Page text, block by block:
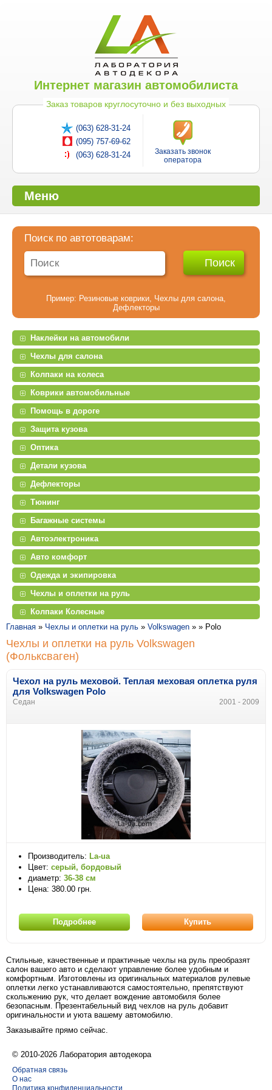
Интернет магазин автомобилиста
Заказ товаров круглосуточно и без выходных
(063) 628-31-24
(095) 757-69-62
(063) 628-31-24
Заказать звонок
оператора
Меню
Поиск по автотоварам:
Пример: Резиновые коврики Чехлы для салона
Дефлекторы
Наклейки на автомобили
Чехлы для салона
Колпаки на колеса
Коврики автомобильные
Помощь в дороге
Защита кузова
Оптика
Детали кузова
Дефлекторы
Тюнинг
Багажные системы
Автоэлектроника
Авто комфорт
Одежда и экипировка
Чехлы и оплетки на руль
Колпаки Колесные
Главная » Чехлы и оплетки на руль » Volkswagen » » Polo
Чехлы и оплетки на руль Volkswagen
(Фольксваген)
Чехол на руль меховой. Теплая меховая оплетка руля
для Volkswagen Polo
Седан 2001 - 2009
Производитель: La-ua
Цвет: серый, бордовый
диаметр: 36-38 см
Цена: 380.00 грн.
Подробнее Купить
Стильные, качественные и практичные чехлы на руль преобразят
салон вашего авто и сделают управление более удобным и
комфортным. Изготовлены из оригинальных материалов рулевые
оплетки легко устанавливаются самостоятельно, препятствуют
скольжению рук, что делает вождение автомобиля более
безопасным. Презентабельный вид чехлов на руль добавит
оригинальности и уюта вашему автомобилю.
Заказывайте прямо сейчас.
© 2010-2026 Лаборатория автодекора
Обратная связь
О нас
Политика конфиденциальности